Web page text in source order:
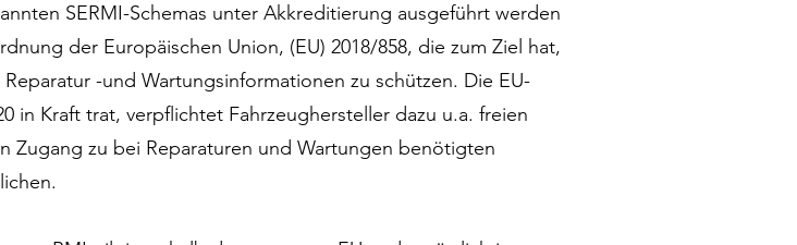
SERMI-Schemas unter Akkreditierung ausgeführt werden
der Europäischen Union, (EU) 2018/858, die zum Ziel hat,
-und Wartungsinformationen zu schützen. Die EU-
in Kraft trat, verpflichtet Fahrzeughersteller dazu u.a. freien
Zugang zu bei Reparaturen und Wartungen benötigten